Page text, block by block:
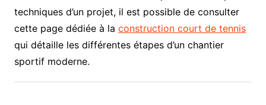
techniques d’un projet, il est possible de consulter
cette page dédiée à la construction court de tennis
qui détaille les différentes étapes d’un chantier
sportif moderne.